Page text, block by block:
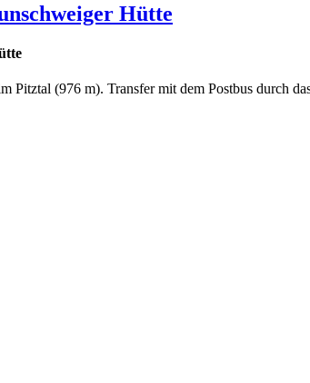
Hütte
Pitztal (976 m). Transfer mit dem Postbus durch